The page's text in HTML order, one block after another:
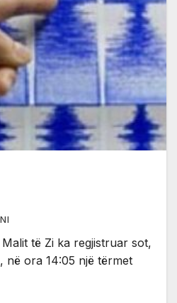
të Zi ka regjistruar sot,
në ora 14:05 një tërmet